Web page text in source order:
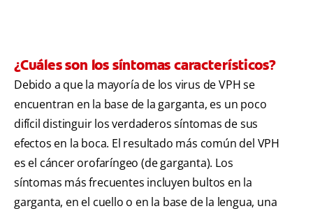
¿Cuáles son los síntomas característicos?
Debido a que la mayoría de los virus de VPH se
encuentran en la base de la garganta, es un poco
difícil distinguir los verdaderos síntomas de sus
efectos en la boca. El resultado más común del VPH
es el cáncer orofaríngeo (de garganta). Los
síntomas más frecuentes incluyen bultos en la
garganta, en el cuello o en la base de la lengua, una